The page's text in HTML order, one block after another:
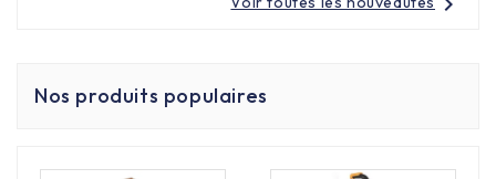
Nos produits populaires